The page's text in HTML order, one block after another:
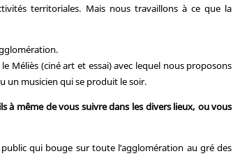
territoriales. Mais nous travaillons à ce que la
Méliès (ciné art et essai) avec lequel nous proposons
un musicien qui se produit le soir.
à même de vous suivre dans les divers lieux, ou vous
qui bouge sur toute l’agglomération au gré des